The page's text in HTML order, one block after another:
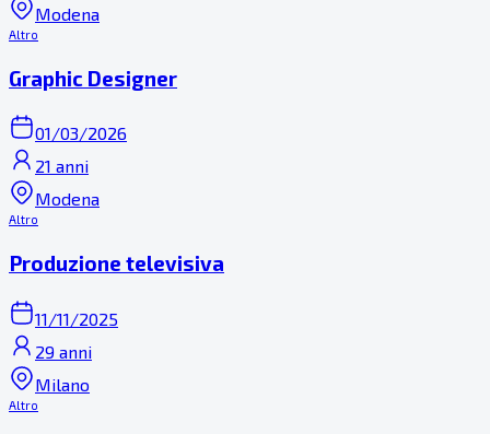
Modena
Altro
Graphic Designer
01/03/2026
21 anni
Modena
Altro
Produzione televisiva
11/11/2025
29 anni
Milano
Altro